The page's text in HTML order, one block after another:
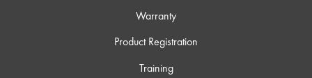
Warranty
Product Registration
Training